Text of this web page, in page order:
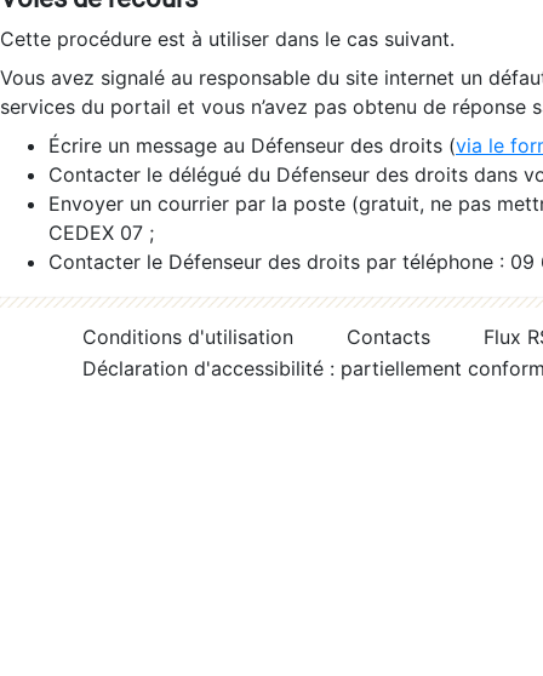
Cette procédure est à utiliser dans le cas suivant.
Vous avez signalé au responsable du site internet un
services du portail et vous n’avez pas obtenu de réponse
Écrire un message au Défenseur des droits (via le
Contacter le délégué du Défenseur des droits dans
Envoyer un courrier par la poste (gratuit, ne pas
CEDEX 07 ;
Contacter le Défenseur des droits par téléphone :
Conditions d'utilisation Contacts
Flux
Déclaration d'accessibilité : partiellement